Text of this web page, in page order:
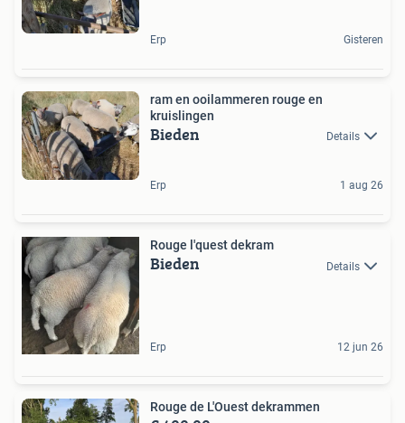
Erp Gisteren
ram en ooilammeren rouge en
kruislingen
Bieden Details
Erp 1 aug 26
Rouge l'quest dekram
Bieden Details
Erp 12 jun 26
Rouge de L'Ouest dekrammen